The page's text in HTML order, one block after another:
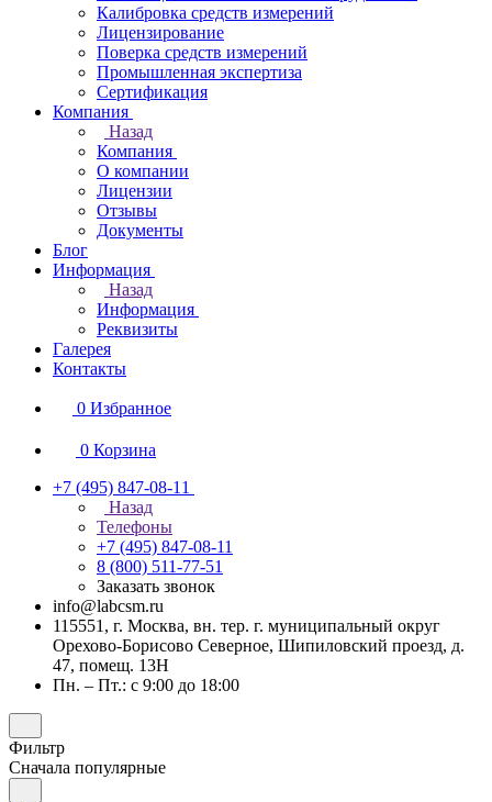
Калибровка средств измерений
Лицензирование
Поверка средств измерений
Промышленная экспертиза
Сертификация
Компания
Назад
Компания
О компании
Лицензии
Отзывы
Документы
Блог
Информация
Назад
Информация
Реквизиты
Галерея
Контакты
0 Избранное
0 Корзина
+7 (495) 847-08-11
Назад
Телефоны
+7 (495) 847-08-11
8 (800) 511-77-51
Заказать звонок
info@labcsm.ru
115551, г. Москва, вн. тер. г. муниципальный округ
Орехово-Борисово Северное, Шипиловский проезд, д.
47, помещ. 13Н
Пн. – Пт.: с 9:00 до 18:00
Фильтр
Сначала популярные